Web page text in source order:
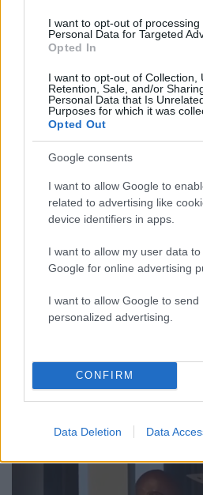
I want to opt-out of processing
Personal Data for Targeted
Opted In
I want to opt-out of Collection,
Retention, Sale, and/or
Personal Data that Is
Purposes for which it was
Opted Out
Google consents
I want to allow Google to
related to advertising like
device identifiers in apps.
I want to allow my user data
Google for online advertising
I want to allow Google to send
personalized advertising.
CONFIRM
Data Deletion Data
Κυριάκος
Μαρέβα
Αθλητικά:
08.08.26
Γιώργος Χιώτης και
– Νεανίδων